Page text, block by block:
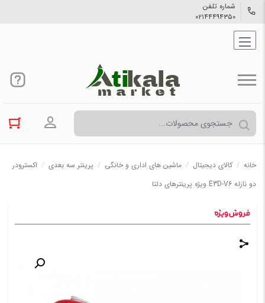
شماره تلفن
۰۲۱۴۴۴۹۴۳۵۰
ورود به
خانه / کالاي دیجیتال / ماشین های اداری و خانگی / پرینتر سه بعدی / اکسترودر
دو نازله E3D-V6 ویژه پرینترهای دلتا